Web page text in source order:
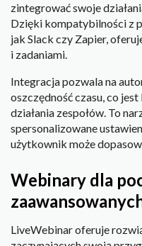
zintegrować swoje
Dzięki kompatybilności z
jak Slack czy Zapier,
i zadaniami.
Integracja pozwala na
oszczędność czasu, co
działania zespołów. To
spersonalizowane
użytkownik może
Webinary dla
LiveWebinar oferuje